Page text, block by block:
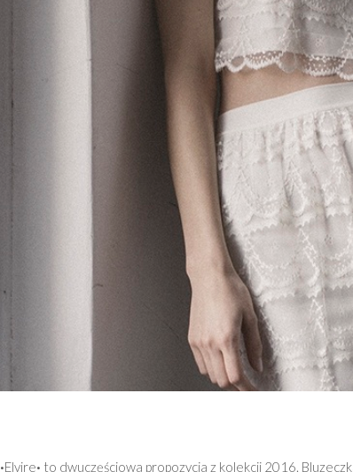
·Elvire· to dwuczęściowa propozycja z kolekcji 2016.